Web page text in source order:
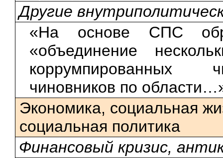
Другие
«На основе СПС
«объединение
коррумпированных
чиновников по
Экономика, социальная
социальная политика
Финансовый кризис,